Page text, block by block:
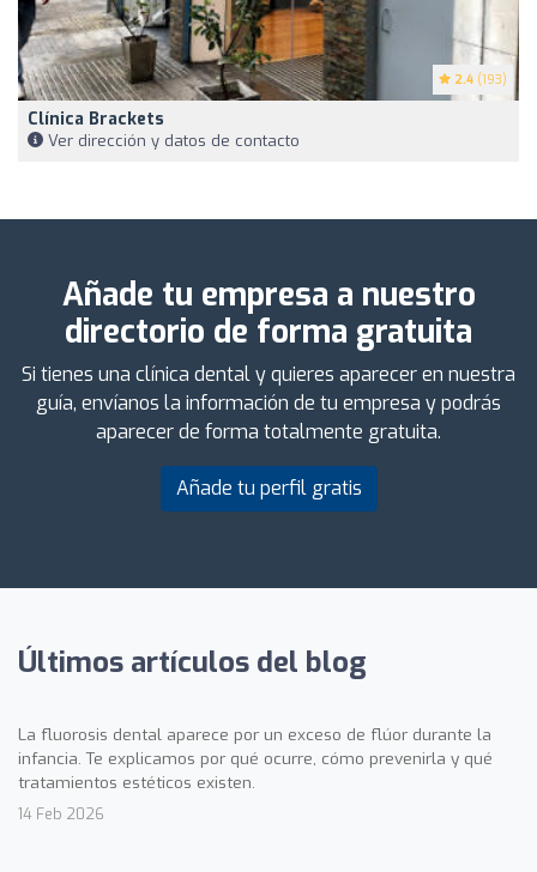
2.4 (193)
Clínica Brackets
Ver dirección y datos de contacto
Añade tu empresa a nuestro
directorio de forma gratuita
Si tienes una clínica dental y quieres aparecer en nuestra
guía, envíanos la información de tu empresa y podrás
aparecer de forma totalmente gratuita.
Añade tu perfil gratis
Últimos artículos del blog
La fluorosis dental aparece por un exceso de flúor durante la
infancia. Te explicamos por qué ocurre, cómo prevenirla y qué
tratamientos estéticos existen.
14 Feb 2026